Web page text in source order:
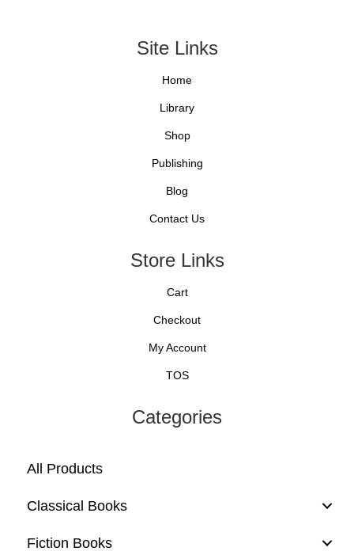
Site Links
Home
Library
Shop
Publishing
Blog
Contact Us
Store Links
Cart
Checkout
My Account
TOS
Categories
All Products
Classical Books
Fiction Books